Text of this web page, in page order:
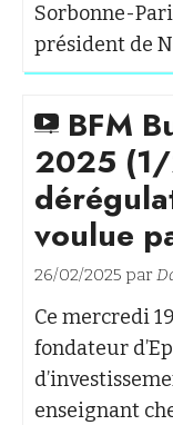
Sorbonne-
président de
BFM
2025
voulue
26/02/2025 par
Ce mercredi
fondateur
enseignant